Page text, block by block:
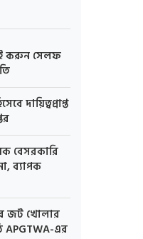
করুন সেলফ
দায়িত্বপ্রাপ্ত
বেসরকারি
ব্যাপক
জট খোলার
APGTWA-এর